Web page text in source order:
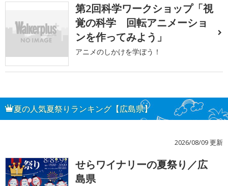
第2回科学ワークショップ「視
覚の科学 回転アニメーショ
ンを作ってみよう」
アニメのしかけを学ぼう！
夏の人気夏祭りランキング【広島県】
2026/08/09 更新
1
せらワイナリーの夏祭り／広
島県